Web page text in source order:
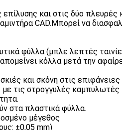
και στις δύο πλευρές
CAD.Μπορεί να
φύλλα (μπλε λεπτές
κόλλα μετά την
και σκόνη στις
με τις στρογγυλές καμπυλωτές
στα πλαστικά φύλλα.
μέγεθος
±0,05 mm)